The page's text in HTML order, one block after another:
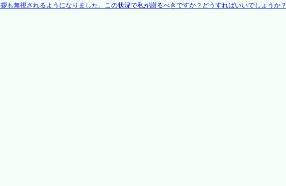
無視されるようになりました。この状況で私が謝るべきですか？どうすればいいでしょうか？